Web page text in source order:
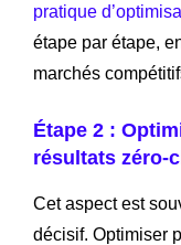
pratique
étape par étape,
marchés
Étape 2 :
résultats zéro-
Cet aspect est
décisif. Optimiser